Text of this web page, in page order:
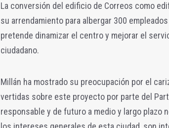
La conversión del edificio de Correos como
su arrendamiento para albergar 300
pretende dinamizar el centro y mejorar el
ciudadano.
Millán ha mostrado su preocupación por el
vertidas sobre este proyecto por parte del
responsable y de futuro a medio y largo plazo